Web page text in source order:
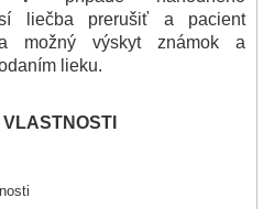
liečba prerušiť a pacient
možný výskyt známok a
lieku.